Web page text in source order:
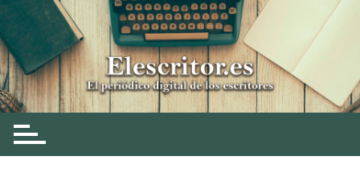
Skip
to
content
Elescritor.es
El periódico digital de los escritores